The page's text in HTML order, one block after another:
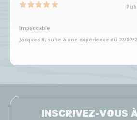
Impeccable
Jacques B, suite à une expérience du 22/07/
INSCRIVEZ-VOUS